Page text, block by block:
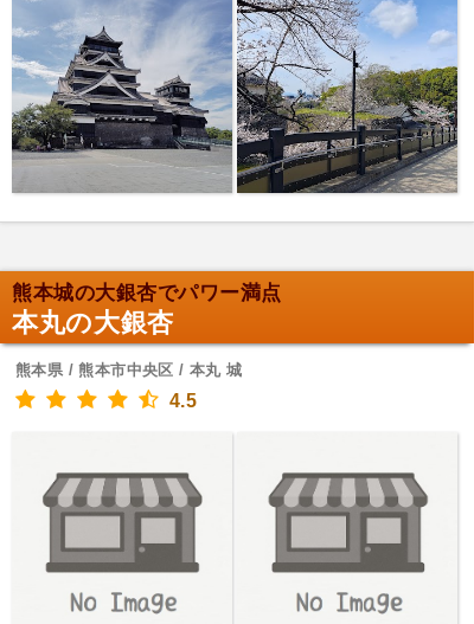
熊本城の大銀杏でパワー満点
本丸の大銀杏
熊本県 / 熊本市中央区 / 本丸 城
4.5